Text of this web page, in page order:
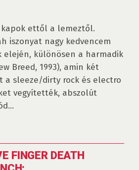
kapok ettől a lemeztől.
iszonyat nagy kedvencem
elején, különösen a harmadik
Breed, 1993), amin két
a sleeze/dirty rock és electro
vegyítették, abszolút
FINGER DEATH